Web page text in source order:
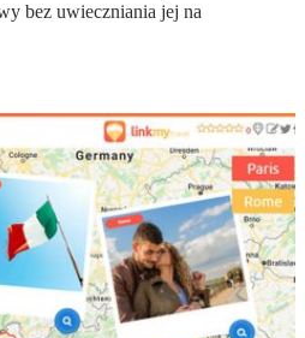
bez uwieczniania jej na